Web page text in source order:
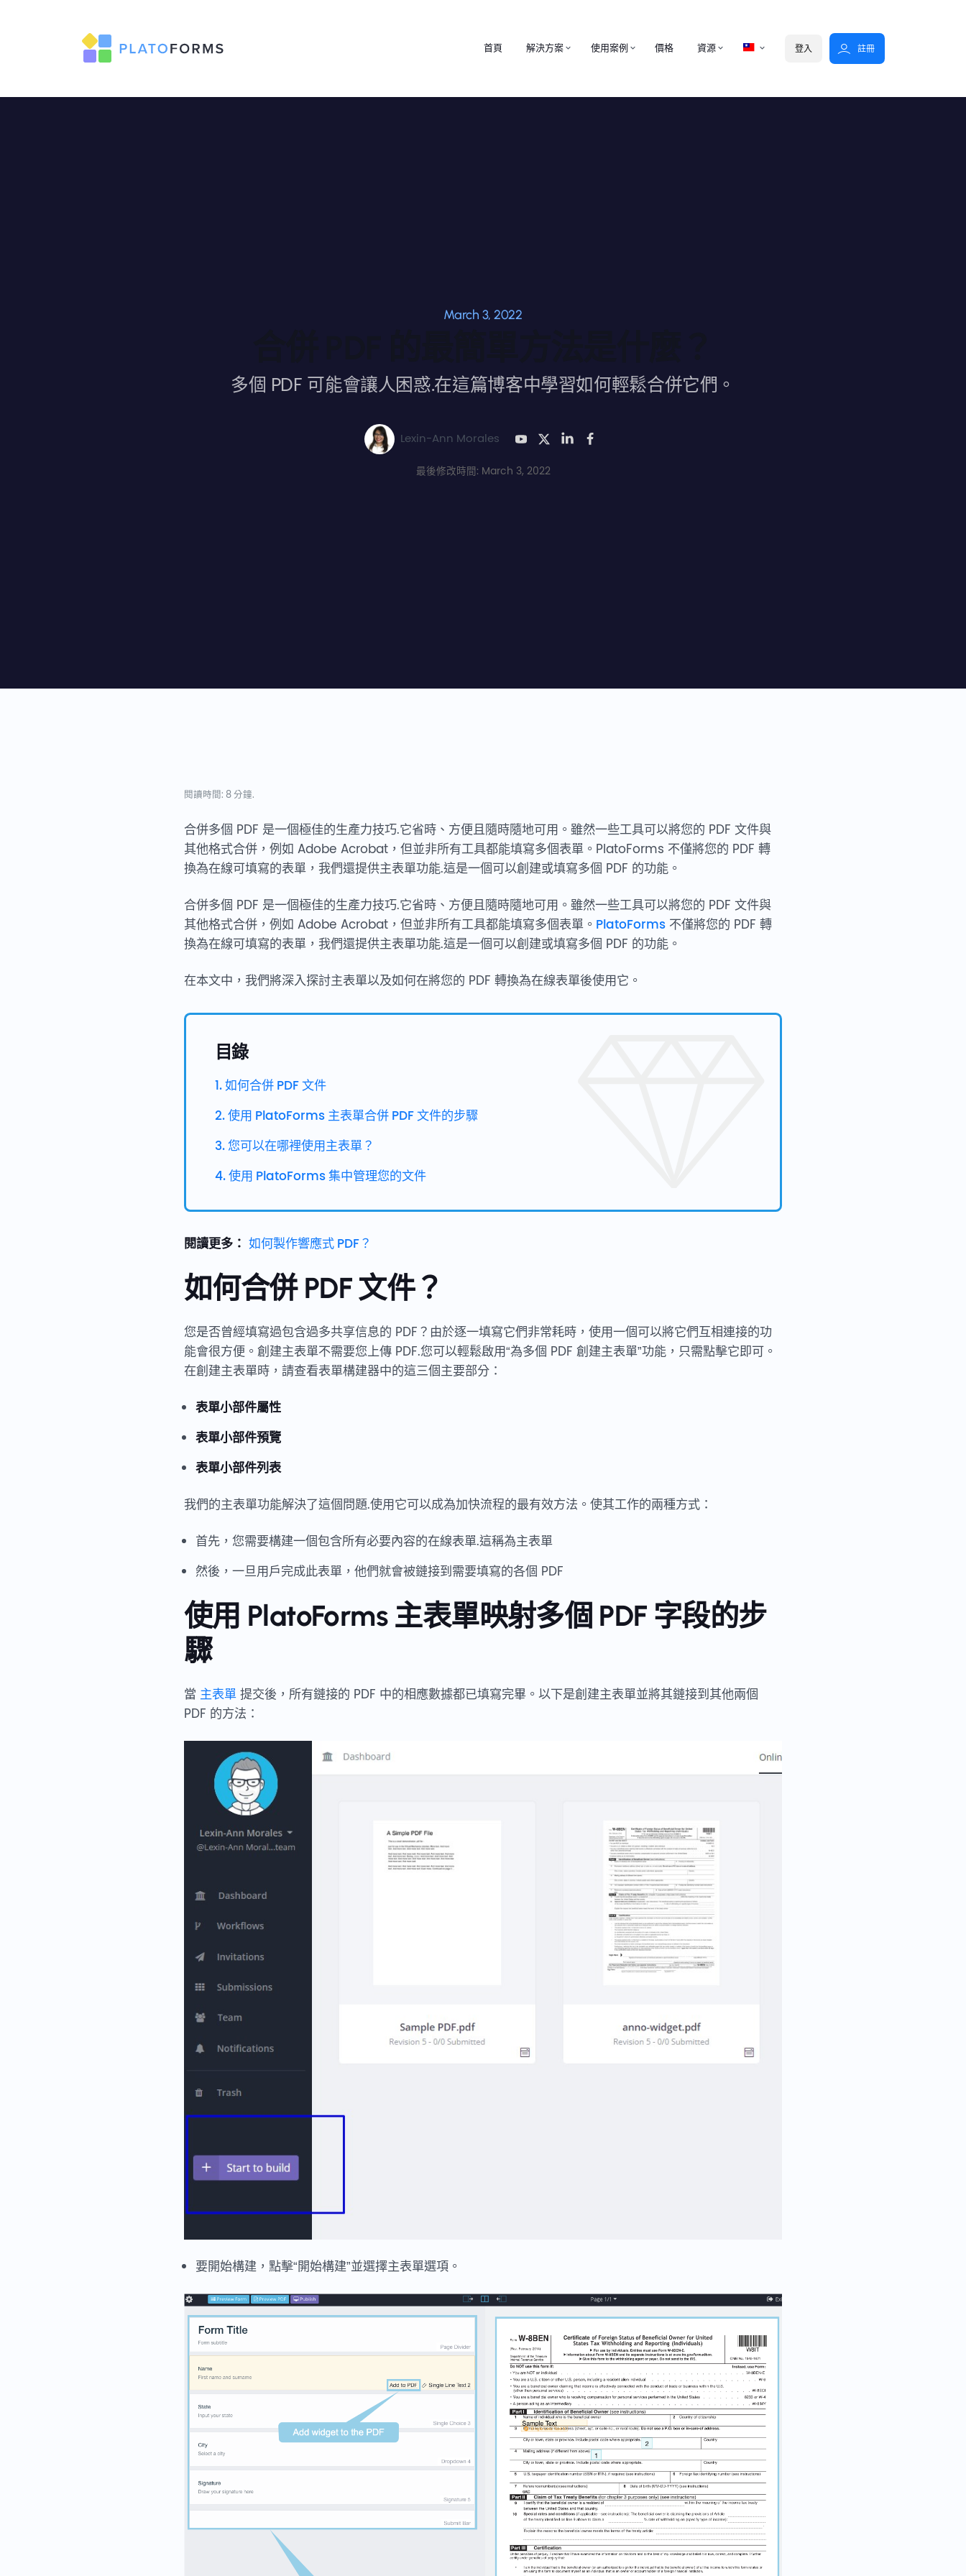
首頁 解決方案 使用案例 價格 資源 登入 註冊
March 3, 2022
多個 PDF 可能會讓人困惑.在這篇博客中學習如何輕鬆合併它們。
Lexin-Ann Morales
最後修改時間: March 3, 2022
閱讀時間: 8 分鐘.
合併多個 PDF 是一個極佳的生產力技巧.它省時、方便且隨時隨地可用。雖然一些工具可以將您的 PDF 文件與
其他格式合併，例如 Adobe Acrobat，但並非所有工具都能填寫多個表單。PlatoForms 不僅將您的 PDF 轉
換為在線可填寫的表單，我們還提供主表單功能.這是一個可以創建或填寫多個 PDF 的功能。
合併多個 PDF 是一個極佳的生產力技巧.它省時、方便且隨時隨地可用。雖然一些工具可以將您的 PDF 文件與
其他格式合併，例如 Adobe Acrobat，但並非所有工具都能填寫多個表單。 PlatoForms不僅將您的 PDF 轉
換為在線可填寫的表單，我們還提供主表單功能.這是一個可以創建或填寫多個 PDF 的功能。
在本文中，我們將深入探討主表單以及如何在將您的 PDF 轉換為在線表單後使用它。
目錄
1. 如何合併 PDF 文件
2. 使用 PlatoForms 主表單合併 PDF 文件的步驟
3. 您可以在哪裡使用主表單？
4. 使用 PlatoForms 集中管理您的文件
閱讀更多： 如何製作響應式 PDF？
如何合併 PDF 文件？
您是否曾經填寫過包含過多共享信息的 PDF？由於逐一填寫它們非常耗時，使用一個可以將它們互相連接的功
能會很方便。創建主表單不需要您上傳 PDF.您可以輕鬆啟用“為多個 PDF 創建主表單”功能，只需點擊它即可。
在創建主表單時，請查看表單構建器中的這三個主要部分：
表單小部件屬性
表單小部件預覽
表單小部件列表
我們的主表單功能解決了這個問題.使用它可以成為加快流程的最有效方法。使其工作的兩種方式：
首先，您需要構建一個包含所有必要內容的在線表單.這稱為主表單
然後，一旦用戶完成此表單，他們就會被鏈接到需要填寫的各個 PDF
使用 PlatoForms 主表單映射多個 PDF 字段的步
驟
當 主表單提交後，所有鏈接的 PDF 中的相應數據都已填寫完畢。以下是創建主表單並將其鏈接到其他兩個
PDF 的方法：
要開始構建，點擊“開始構建”並選擇主表單選項。